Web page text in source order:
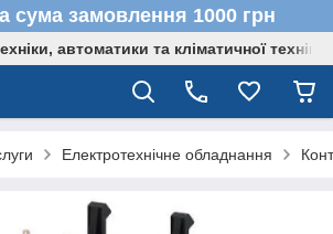
сума замовлення 1000 грн
автоматики та кліматичної техніки
Електротехнічне обладнання